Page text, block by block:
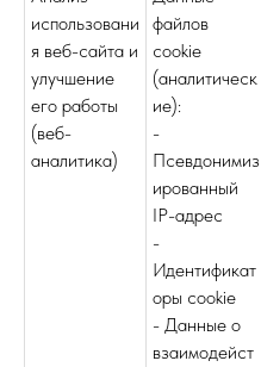
использовани
я веб-сайта и
улучшение
его работы
(веб-
аналитика)
файлов
cookie
(аналитическ
ие):
-
Псевдонимиз
ированный
IP-адрес
-
Идентификат
оры cookie
- Данные о
взаимодейст